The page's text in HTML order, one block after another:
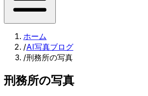
ホーム
/AI写真ブログ
/刑務所の写真
刑務所の写真